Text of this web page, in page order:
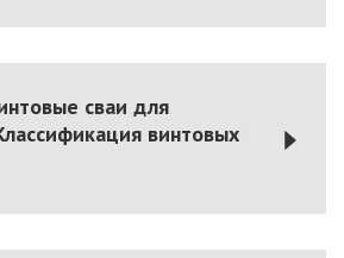
сваи для
винтовых